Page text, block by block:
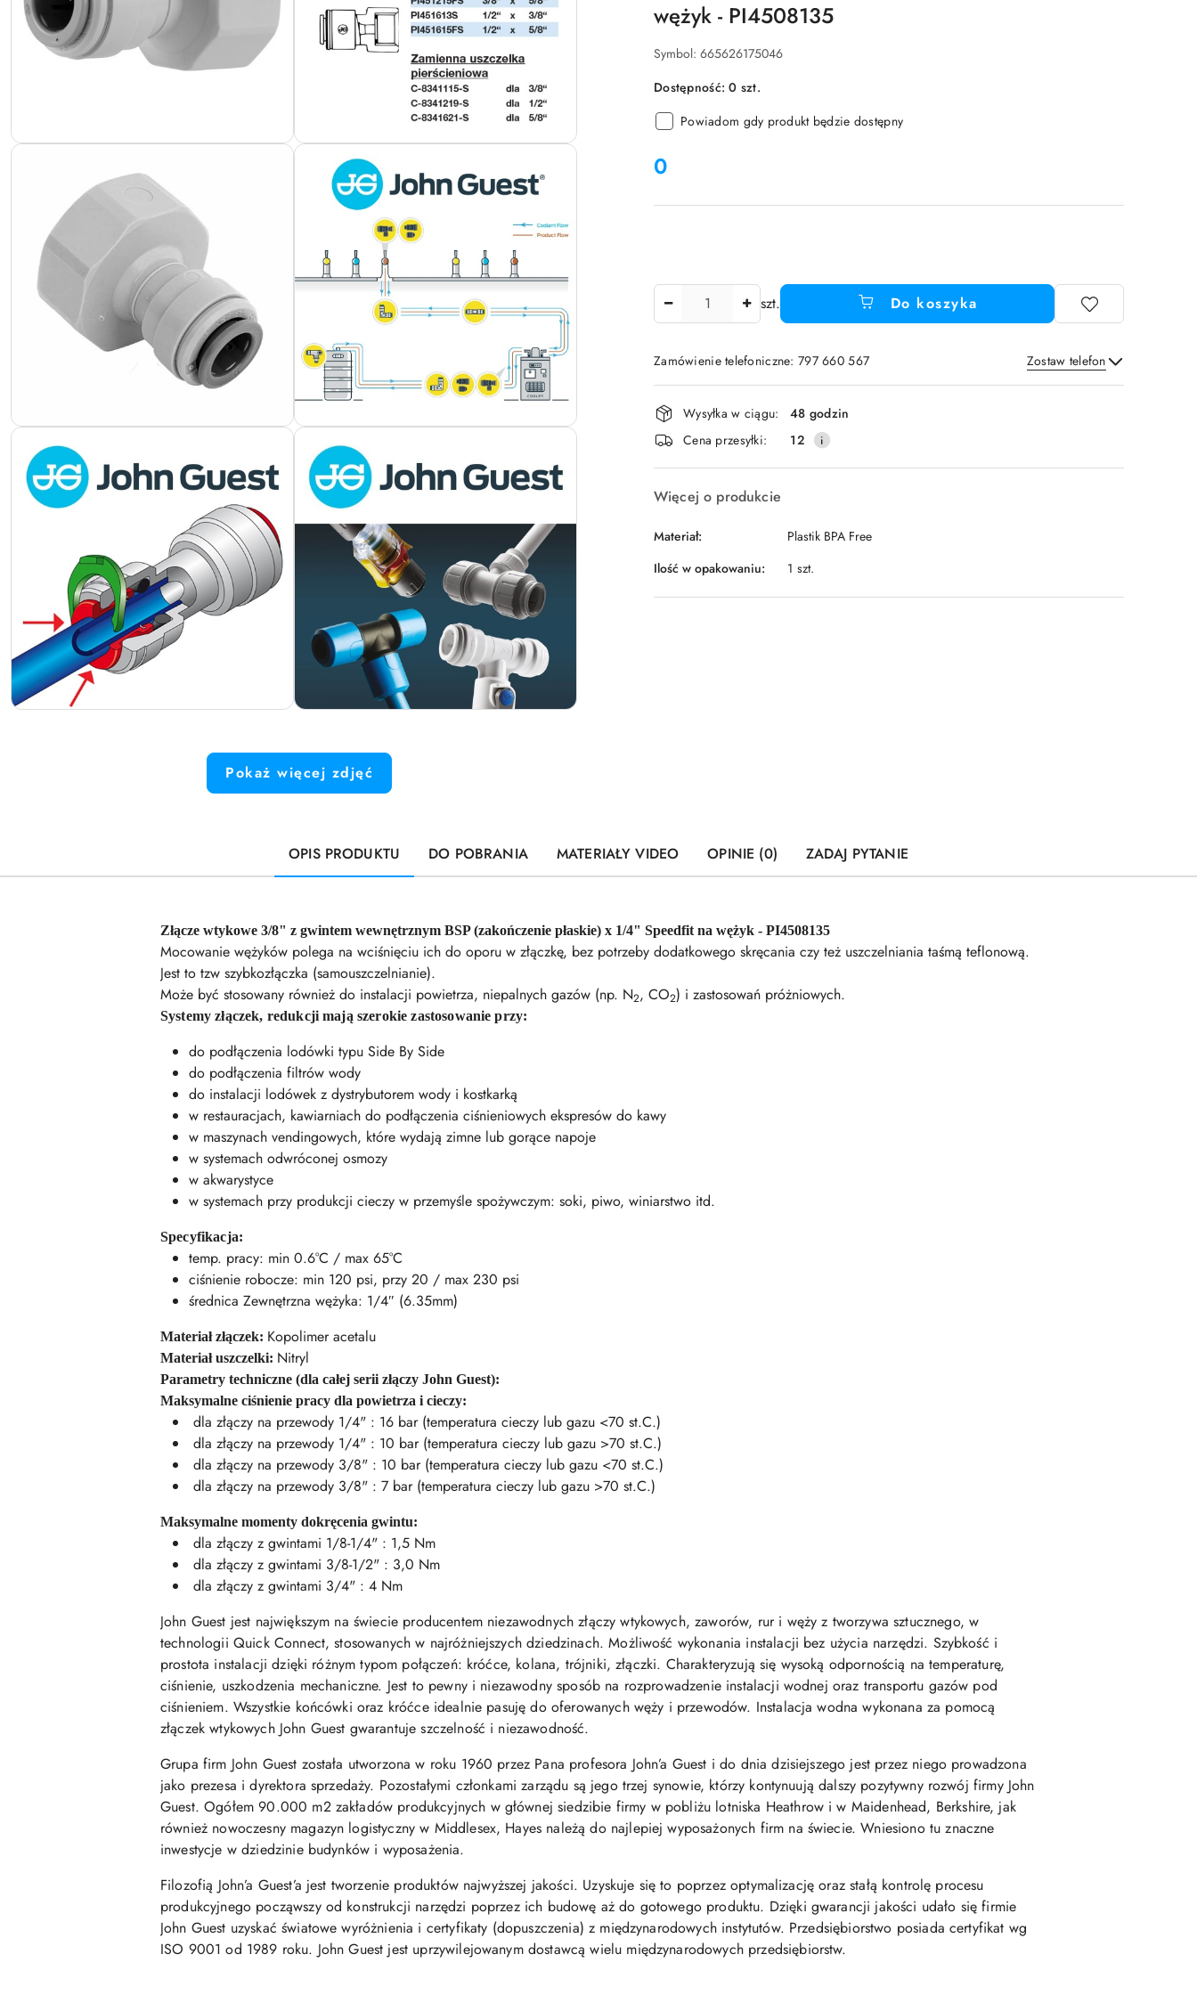
Pokaż więcej zdjęć
wężyk - PI4508135
Symbol: 665626175046
Dostępność:0 szt.
Powiadom gdy produkt będzie dostępny
cena:
0
szt. Do koszyka
Zamówienie telefoniczne: 797 660 567 Zostaw telefon
Wyślij
Dostępność
i
dostawa
Wysyłka w ciągu:
48 godzin
Cena przesyłki:
12
Więcej o produkcie
Materiał:
Plastik BPA Free
Ilość w opakowaniu:
1 szt.
OPIS PRODUKTU DO POBRANIA MATERIAŁY VIDEO OPINIE (0) ZADAJ PYTANIE
Złącze wtykowe 3/8" z gwintem wewnętrznym BSP (zakończenie płaskie) x 1/4" Speedfit na wężyk - PI4508135
Mocowanie wężyków polega na wciśnięciu ich do oporu w złączkę, bez potrzeby dodatkowego skręcania czy też uszczelniania taśmą teflonową.
Jest to tzw szybkozłączka (samouszczelnianie).
Może być stosowany również do instalacji powietrza, niepalnych gazów (np. N2, CO2) i zastosowań próżniowych.
Systemy złączek, redukcji mają szerokie zastosowanie przy:
do podłączenia lodówki typu Side By Side
do podłączenia filtrów wody
do instalacji lodówek z dystrybutorem wody i kostkarką
w restauracjach, kawiarniach do podłączenia ciśnieniowych ekspresów do kawy
w maszynach vendingowych, które wydają zimne lub gorące napoje
w systemach odwróconej osmozy
w akwarystyce
w systemach przy produkcji cieczy w przemyśle spożywczym: soki, piwo, winiarstwo itd.
Specyfikacja:
temp. pracy: min 0.6°C / max 65°C
ciśnienie robocze: min 120 psi, przy 20 / max 230 psi
średnica Zewnętrzna wężyka: 1/4″ (6.35mm)
Materiał złączek: Kopolimer acetalu
Materiał uszczelki: Nitryl
Parametry techniczne (dla całej serii złączy John Guest):
Maksymalne ciśnienie pracy dla powietrza i cieczy:
dla złączy na przewody 1/4" : 16 bar (temperatura cieczy lub gazu <70 st.C.)
dla złączy na przewody 1/4" : 10 bar (temperatura cieczy lub gazu >70 st.C.)
dla złączy na przewody 3/8" : 10 bar (temperatura cieczy lub gazu <70 st.C.)
dla złączy na przewody 3/8" : 7 bar (temperatura cieczy lub gazu >70 st.C.)
Maksymalne momenty dokręcenia gwintu:
dla złączy z gwintami 1/8-1/4" : 1,5 Nm
dla złączy z gwintami 3/8-1/2" : 3,0 Nm
dla złączy z gwintami 3/4" : 4 Nm
John Guest jest największym na świecie producentem niezawodnych złączy wtykowych, zaworów, rur i węży z tworzywa sztucznego, w
technologii Quick Connect, stosowanych w najróżniejszych dziedzinach. Możliwość wykonania instalacji bez użycia narzędzi. Szybkość i
prostota instalacji dzięki różnym typom połączeń: króćce, kolana, trójniki, złączki. Charakteryzują się wysoką odpornością na temperaturę,
ciśnienie, uszkodzenia mechaniczne. Jest to pewny i niezawodny sposób na rozprowadzenie instalacji wodnej oraz transportu gazów pod
ciśnieniem. Wszystkie końcówki oraz króćce idealnie pasuję do oferowanych węży i przewodów. Instalacja wodna wykonana za pomocą
złączek wtykowych John Guest gwarantuje szczelność i niezawodność.
Grupa firm John Guest została utworzona w roku 1960 przez Pana profesora John’a Guest i do dnia dzisiejszego jest przez niego prowadzona
jako prezesa i dyrektora sprzedaży. Pozostałymi członkami zarządu są jego trzej synowie, którzy kontynuują dalszy pozytywny rozwój firmy John
Guest. Ogółem 90.000 m2 zakładów produkcyjnych w głównej siedzibie firmy w pobliżu lotniska Heathrow i w Maidenhead, Berkshire, jak
również nowoczesny magazyn logistyczny w Middlesex, Hayes należą do najlepiej wyposażonych firm na świecie. Wniesiono tu znaczne
inwestycje w dziedzinie budynków i wyposażenia.
Filozofią John’a Guest’a jest tworzenie produktów najwyższej jakości. Uzyskuje się to poprzez optymalizację oraz stałą kontrolę procesu
produkcyjnego począwszy od konstrukcji narzędzi poprzez ich budowę aż do gotowego produktu. Dzięki gwarancji jakości udało się firmie
John Guest uzyskać światowe wyróżnienia i certyfikaty (dopuszczenia) z międzynarodowych instytutów. Przedsiębiorstwo posiada certyfikat wg
ISO 9001 od 1989 roku. John Guest jest uprzywilejowanym dostawcą wielu międzynarodowych przedsiębiorstw.